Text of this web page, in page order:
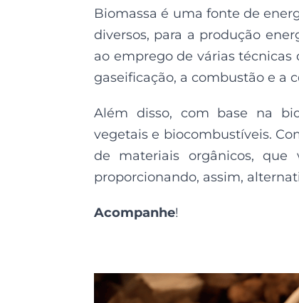
Biomassa é uma fonte de
diversos, para a produção
ao emprego de várias
gaseificação, a combustão e a
Além disso, com base na
vegetais e biocombustíveis.
de materiais orgânicos, que
proporcionando, assim,
Acompanhe!